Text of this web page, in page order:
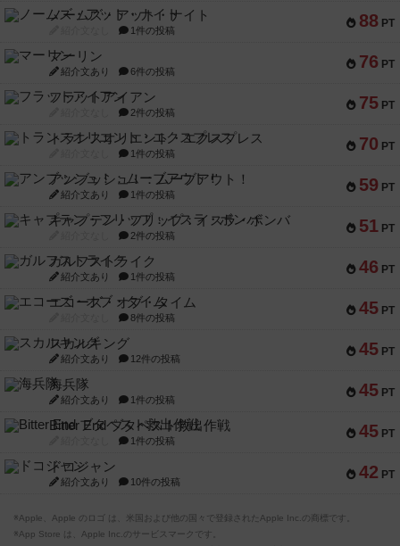
88 PT
ノームズ・アット・ナイト
1件の投稿
76 PT
マーリン
紹介文あり 6件の投稿
75 PT
フラットアイアン
2件の投稿
70 PT
トランスオリエント・エクスプレス
1件の投稿
59 PT
アンブッシュ！：ムーブアウト！
紹介文あり 1件の投稿
51 PT
キャプテン・フリップ：イスラ・ボンバ
2件の投稿
46 PT
ガルフストライク
紹介文あり 1件の投稿
45 PT
エコーズ・オブ・タイム
8件の投稿
45 PT
スカルキング
紹介文あり 12件の投稿
45 PT
海兵隊
紹介文あり 1件の投稿
45 PT
Bitter End ブタペスト救出作戦
1件の投稿
42 PT
ドコジャン
紹介文あり 10件の投稿
※Apple、Apple のロゴ は、米国および他の国々で登録されたApple Inc.の商標です。
※App Store は、Apple Inc.のサービスマークです。